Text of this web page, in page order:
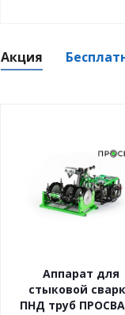
Акция
Аппарат для
стыковой
ПНД труб